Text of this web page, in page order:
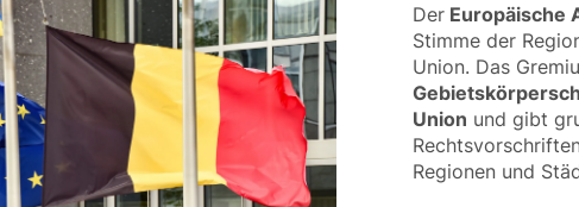
Der Europäische
Stimme der
Union. Das
Union und gibt
Regionen und